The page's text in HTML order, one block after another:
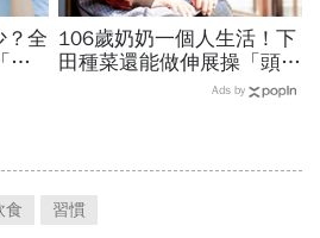
？全
現
106歲奶奶一個人生活！下
田種菜還能做伸展操「頭貼
腿」...公開8個健康長壽秘
Ads by
食 習慣